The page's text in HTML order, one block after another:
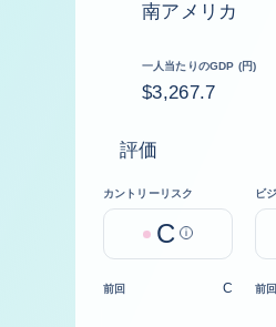
南アメリカ
一人当たりのGDP (円)
$3,267.7
評価
カントリーリスク
C Help
ビ
前回 C 前回